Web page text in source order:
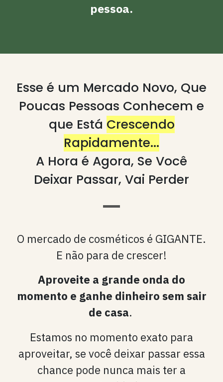
pessoa.
Esse é um Mercado Novo, Que
Poucas Pessoas Conhecem e
que Está Crescendo
Rapidamente...
A Hora é Agora, Se Você
Deixar Passar, Vai Perder
O mercado de cosméticos é GIGANTE.
E não para de crescer!
Aproveite a grande onda do
momento e ganhe dinheiro sem sair
de casa.
Estamos no momento exato para
aproveitar, se você deixar passar essa
chance pode nunca mais ter a